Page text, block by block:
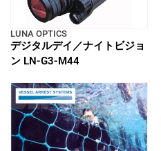
LUNA OPTICS
デジタルデイ／ナイトビジョ
ン LN-G3-M44